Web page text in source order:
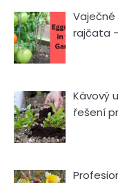
rajčata
Kávový
řešení